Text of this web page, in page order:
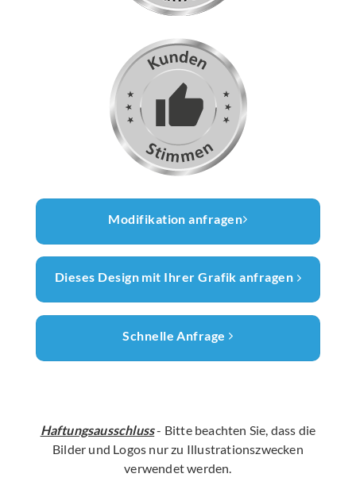
Modifikation anfragen
Dieses Design mit Ihrer Grafik anfragen
Schnelle Anfrage
Haftungsausschluss- Bitte beachten Sie, dass die
Bilder und Logos nur zu Illustrationszwecken
verwendet werden.